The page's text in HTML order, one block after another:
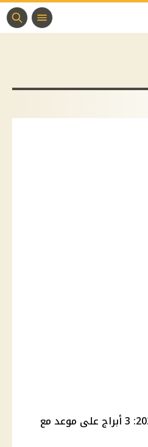
توقعات سناء القيسي 2025: 3 أبراج على موعد مع